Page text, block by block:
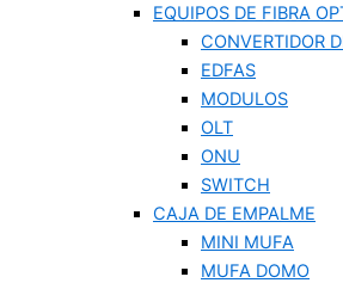
EQUIPOS DE FIBRA
CONVERTIDOR
EDFAS
MODULOS
OLT
ONU
SWITCH
CAJA DE EMPALME
MINI MUFA
MUFA DOMO